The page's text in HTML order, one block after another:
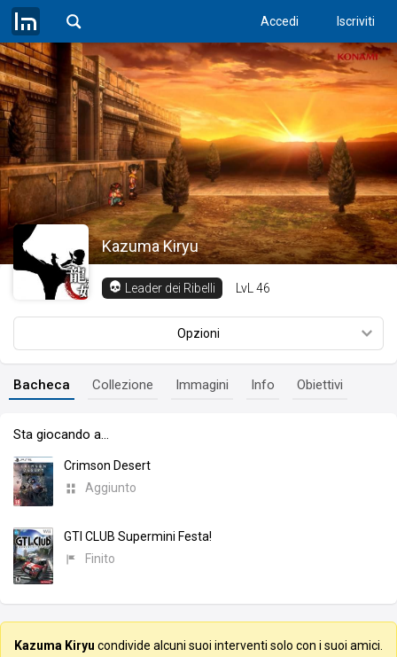
Accedi Iscriviti
Kazuma Kiryu
Leader dei Ribelli LvL 46
Opzioni
Bacheca Collezione Immagini Info Obiettivi
Sta giocando a…
Crimson Desert
Aggiunto
GTI CLUB Supermini Festa!
Finito
Kazuma Kiryu condivide alcuni suoi interventi solo con i suoi amici.